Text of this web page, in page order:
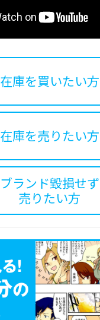
在庫を買いたい方
在庫を売りたい方
ブランド毀損せず
売りたい方